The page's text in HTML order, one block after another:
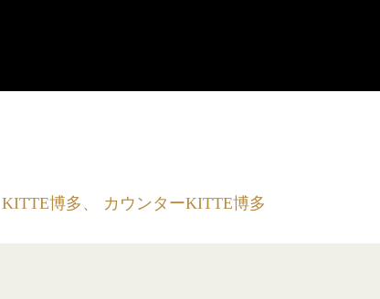
KITTE博多、 カウンターKITTE博多